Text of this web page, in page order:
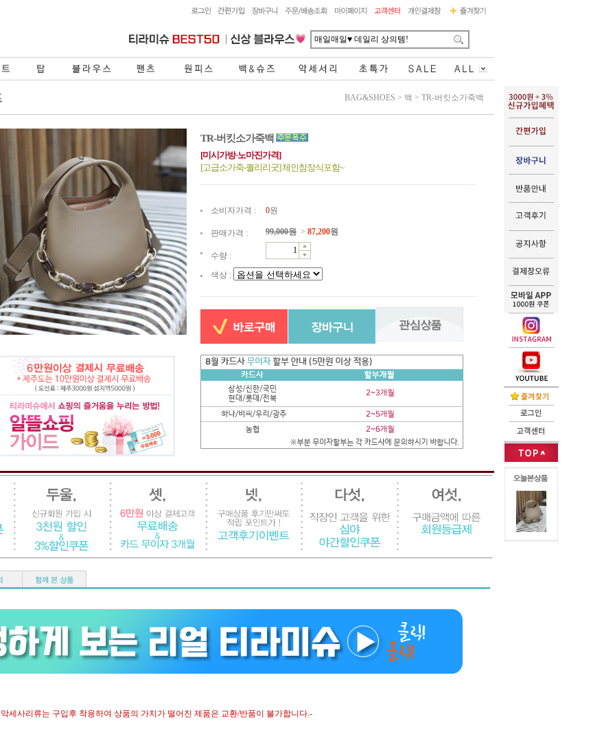
BAG&SHOES > 백 > TR-버킷소가죽백
TR-버킷소가죽백
[미시가방-노마진가격]
[고급소가죽-퀄리리굿] 체인참장식포함~
소비자가격 : 0원
판매가격 : 99,000원 > 87,200원
수량 :
색상 :
세사리류는 구입후 착용하여 상품의 가치가 떨어진 제품은 교환/반품이 불가합니다.-